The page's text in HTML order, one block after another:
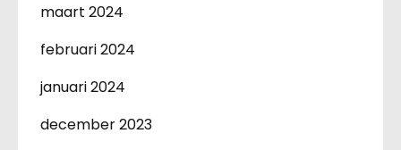
maart 2024
februari 2024
januari 2024
december 2023